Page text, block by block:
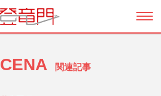
関連記事